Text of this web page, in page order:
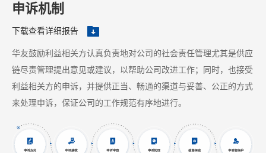
申诉机制
下载查看详细报告
华友鼓励利益相关方认真负责地对公司的社会责任管理尤其是供应
链尽责管理提出意见或建议，以帮助公司改进工作；同时，也接受
利益相关方的申诉，并提供正当、畅通的渠道与妥善、公正的方式
来处理申诉，保证公司的工作规范有序地进行。